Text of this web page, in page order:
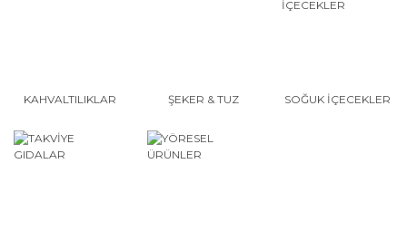
KAHVALTILIKLAR ŞEKER & TUZ SOĞUK İÇECEKLER